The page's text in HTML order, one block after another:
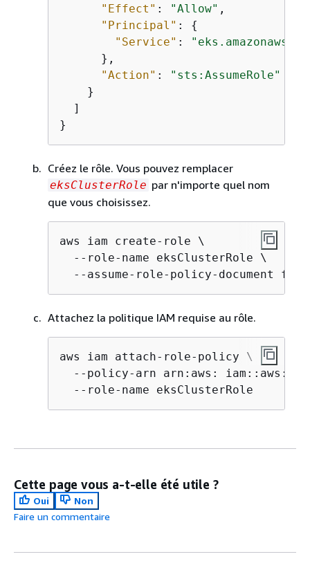
"Effect" : "Allow" ,
"Principal" : {
"Service" :
      },
"Action" :
"sts:AssumeRole"
    }
  ]
}
Créez le rôle. Vous pouvez remplacer
eksClusterRole par n'importe quel nom
que vous choisissez.
aws iam create-role \
  --role-name eksClusterRole \
--assume-role-policy-document
Attachez la politique IAM requise au rôle.
aws iam attach-role-policy \
--policy-arn arn:aws:
  --role-name eksClusterRole
Cette page vous a-t-elle été utile ?
Oui
Non
Faire un commentaire